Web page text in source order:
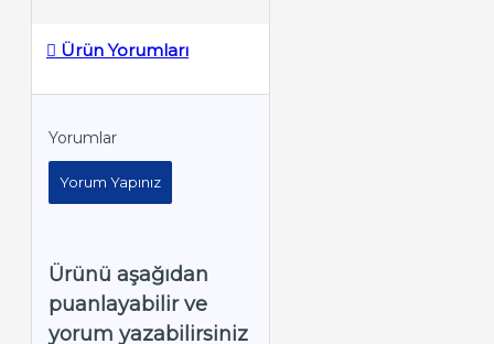
Ürün Yorumları
Yorumlar
Yorum Yapınız
Ürünü aşağıdan
puanlayabilir ve
yorum yazabilirsiniz